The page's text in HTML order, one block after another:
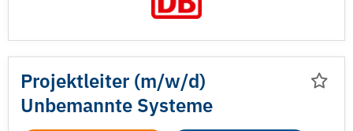
Projektleiter (m/w/d)
Unbemannte Systeme